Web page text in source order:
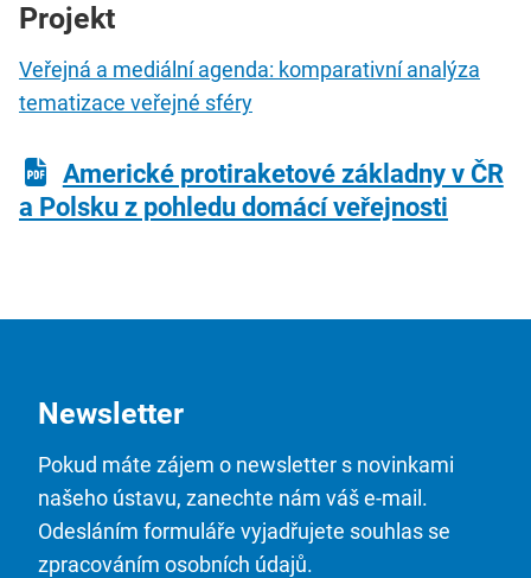
Projekt
Veřejná a mediální agenda: komparativní analýza
tematizace veřejné sféry
Americké protiraketové základny v ČR
a Polsku z pohledu domácí veřejnosti
Newsletter
Pokud máte zájem o newsletter s novinkami
našeho ústavu, zanechte nám váš e-mail.
Odesláním formuláře vyjadřujete souhlas se
zpracováním osobních údajů.